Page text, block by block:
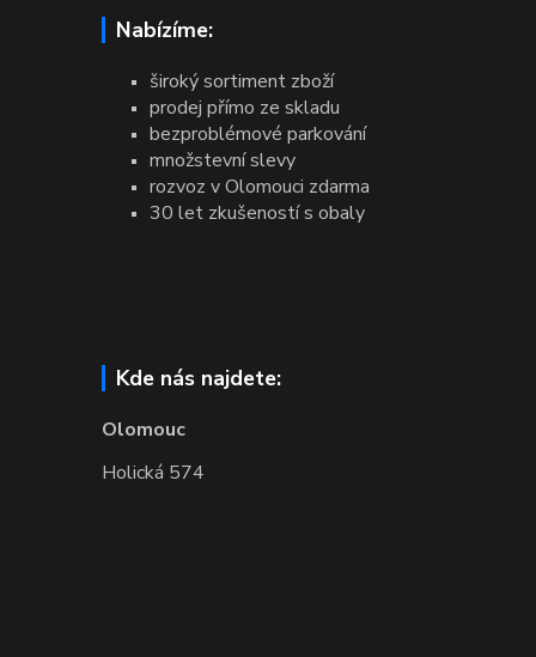
Nabízíme:
široký sortiment zboží
prodej přímo ze skladu
bezproblémové parkování
množstevní slevy
rozvoz v Olomouci zdarma
30 let zkušeností s obaly
Kde nás najdete:
Olomouc
Holická 574